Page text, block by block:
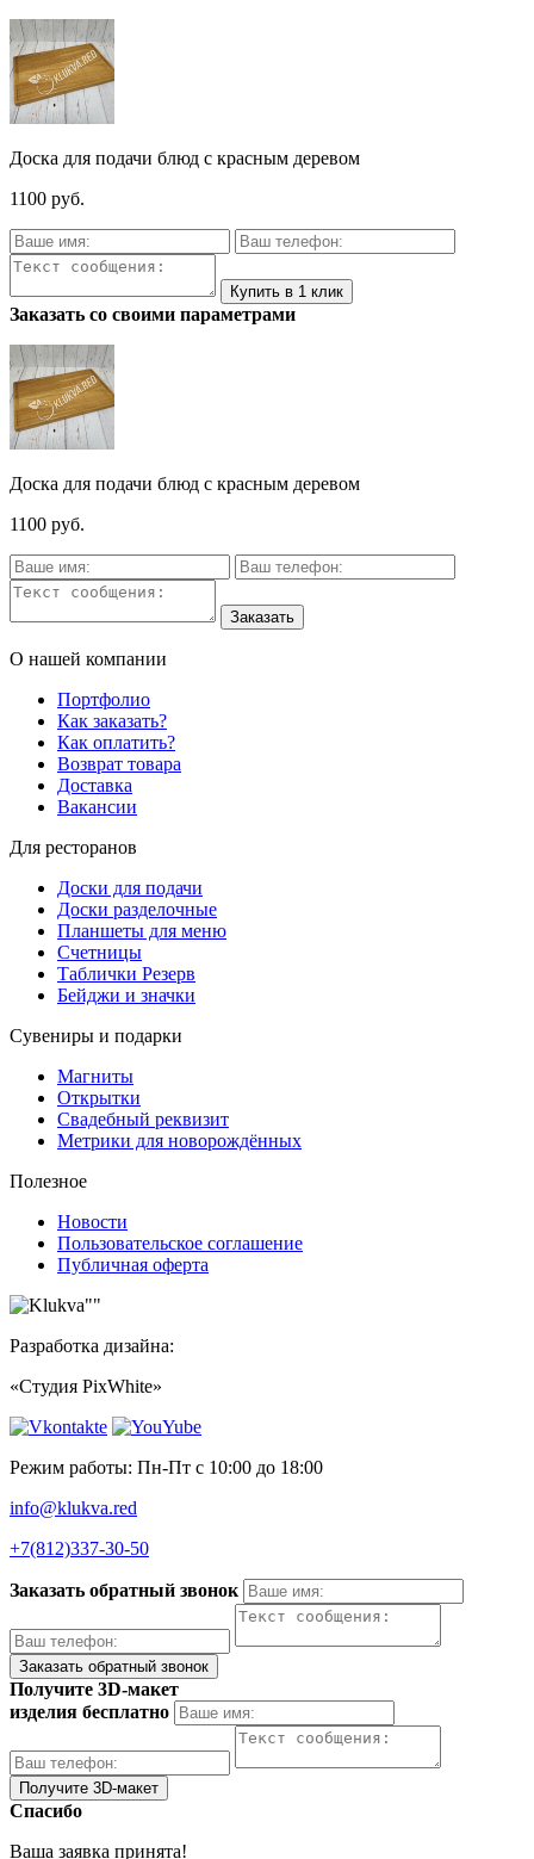
Доска для подачи блюд с красным деревом
1100 руб.
Заказать со своими параметрами
Доска для подачи блюд с красным деревом
1100 руб.
О нашей компании
Портфолио
Как заказать?
Как оплатить?
Возврат товара
Доставка
Вакансии
Для ресторанов
Доски для подачи
Доски разделочные
Планшеты для меню
Счетницы
Таблички Резерв
Бейджи и значки
Сувениры и подарки
Магниты
Открытки
Свадебный реквизит
Метрики для новорождённых
Полезное
Новости
Пользовательское соглашение
Публичная оферта
Разработка дизайна:
«Студия PixWhite»
Режим работы: Пн-Пт с 10:00 до 18:00
info@klukva.red
+7(812)337‑30-50
Заказать обратный звонок
Получите 3D-макет
изделия бесплатно
Спасибо
Ваша заявка принята!